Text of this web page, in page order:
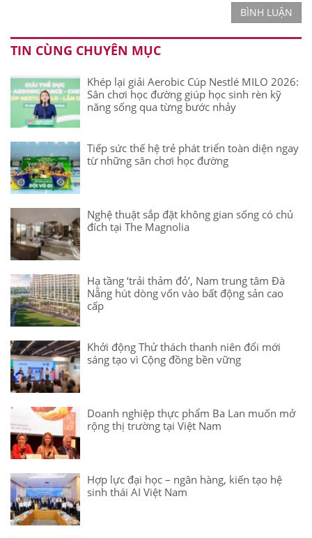
BÌNH LUẬN
TIN CÙNG CHUYÊN MỤC
Khép lại giải Aerobic Cúp Nestlé MILO 2026:
Sân chơi học đường giúp học sinh rèn kỹ
năng sống qua từng bước nhảy
Tiếp sức thế hệ trẻ phát triển toàn diện ngay
từ những sân chơi học đường
Nghệ thuật sắp đặt không gian sống có chủ
đích tại The Magnolia
Hạ tầng ‘trải thảm đỏ’, Nam trung tâm Đà
Nẵng hút dòng vốn vào bất động sản cao
cấp
Khởi động Thử thách thanh niên đổi mới
sáng tạo vì Cộng đồng bền vững
Doanh nghiệp thực phẩm Ba Lan muốn mở
rộng thị trường tại Việt Nam
Hợp lực đại học – ngân hàng, kiến tạo hệ
sinh thái AI Việt Nam